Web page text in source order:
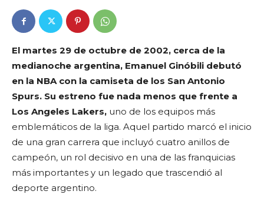
El martes 29 de octubre de 2002, cerca de la
medianoche argentina, Emanuel Ginóbili debutó
en la NBA con la camiseta de los San Antonio
Spurs. Su estreno fue nada menos que frente a
Los Angeles Lakers, uno de los equipos más
emblemáticos de la liga. Aquel partido marcó el inicio
de una gran carrera que incluyó cuatro anillos de
campeón, un rol decisivo en una de las franquicias
más importantes y un legado que trascendió al
deporte argentino.